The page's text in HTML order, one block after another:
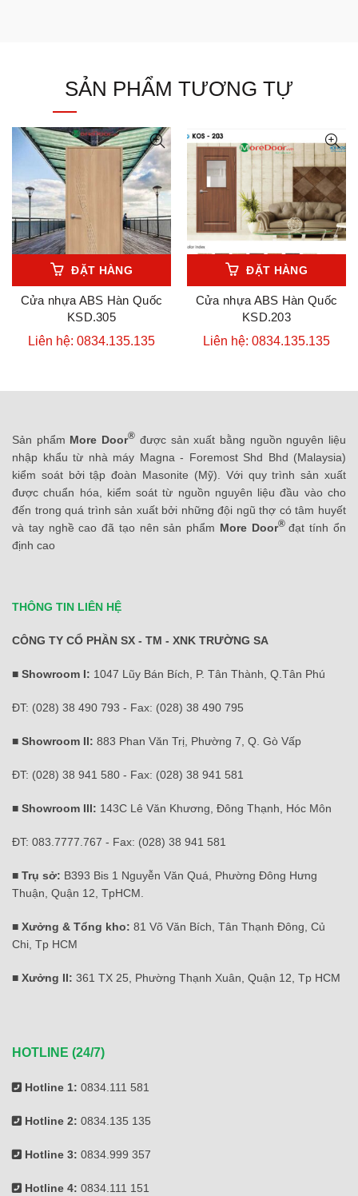
SẢN PHẨM TƯƠNG TỰ
ĐẶT HÀNG
Cửa nhựa ABS Hàn Quốc
KSD.305
Liên hệ: 0834.135.135
ĐẶT HÀNG
Cửa nhựa ABS Hàn Quốc
KSD.203
Liên hệ: 0834.135.135
Sản phẩm More Door® được sản xuất bằng nguồn nguyên liệu
nhập khẩu từ nhà máy Magna - Foremost Shd Bhd (Malaysia)
kiểm soát bởi tập đoàn Masonite (Mỹ). Với quy trình sản xuất
được chuẩn hóa, kiểm soát từ nguồn nguyên liệu đầu vào cho
đến trong quá trình sản xuất bởi những đội ngũ thợ có tâm huyết
và tay nghề cao đã tạo nên sản phẩm More Door® đạt tính ổn
định cao
THÔNG TIN LIÊN HỆ
CÔNG TY CỔ PHẦN SX - TM - XNK TRƯỜNG SA
■ Showroom I: 1047 Lũy Bán Bích, P. Tân Thành, Q.Tân Phú
ĐT: (028) 38 490 793 - Fax: (028) 38 490 795
■ Showroom II: 883 Phan Văn Trị, Phường 7, Q. Gò Vấp
ĐT: (028) 38 941 580 - Fax: (028) 38 941 581
■ Showroom III: 143C Lê Văn Khương, Đông Thạnh, Hóc Môn
ĐT: 083.7777.767 - Fax: (028) 38 941 581
■ Trụ sở: B393 Bis 1 Nguyễn Văn Quá, Phường Đông Hưng
Thuận, Quận 12, TpHCM.
■ Xưởng & Tổng kho: 81 Võ Văn Bích, Tân Thạnh Đông, Củ
Chi, Tp HCM
■ Xưởng II: 361 TX 25, Phường Thạnh Xuân, Quận 12, Tp HCM
HOTLINE (24/7)
Hotline 1: 0834.111 581
Hotline 2: 0834.135 135
Hotline 3: 0834.999 357
Hotline 4: 0834.111 151